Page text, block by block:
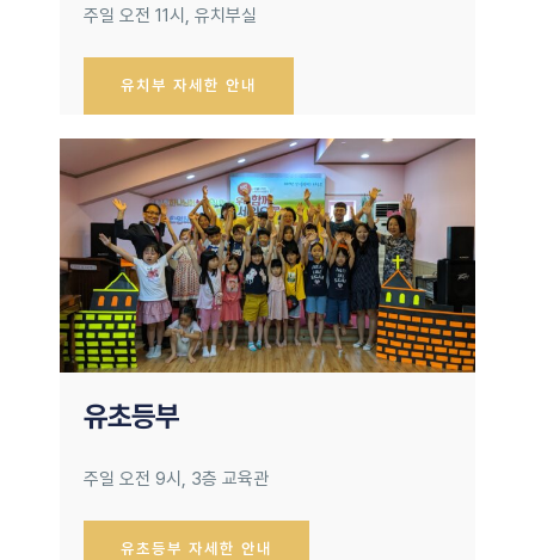
주일 오전 11시, 유치부실
유치부 자세한 안내
유초등부
주일 오전 9시, 3층 교육관
유초등부 자세한 안내